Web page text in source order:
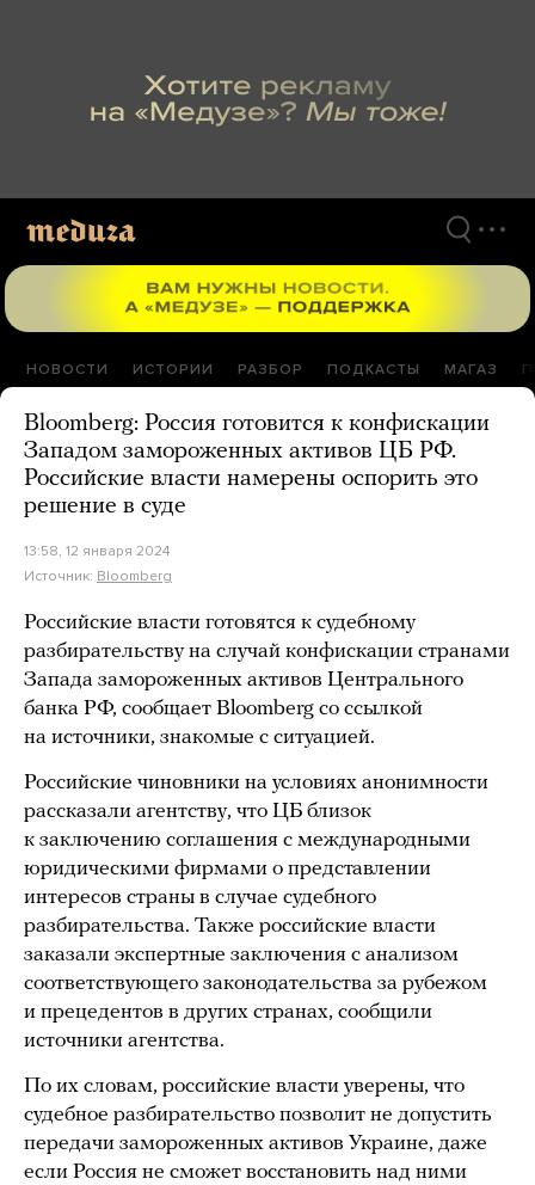
НОВОСТИ ИСТОРИИ РАЗБОР ПОДКАСТЫ МАГАЗ
Bloomberg: Россия готовится к конфискации
Западом замороженных активов ЦБ РФ.
Российские власти намерены оспорить это
решение в суде
13:58, 12 января 2024
Источник: Bloomberg
Российские власти готовятся к судебному
разбирательству на случай конфискации странами
Запада замороженных активов Центрального
банка РФ, сообщает Bloomberg со ссылкой
на источники, знакомые с ситуацией.
Российские чиновники на условиях анонимности
рассказали агентству, что ЦБ близок
к заключению соглашения с международными
юридическими фирмами о представлении
интересов страны в случае судебного
разбирательства. Также российские власти
заказали экспертные заключения с анализом
соответствующего законодательства за рубежом
и прецедентов в других странах, сообщили
источники агентства.
По их словам, российские власти уверены, что
судебное разбирательство позволит не допустить
передачи замороженных активов Украине, даже
если Россия не сможет восстановить над ними